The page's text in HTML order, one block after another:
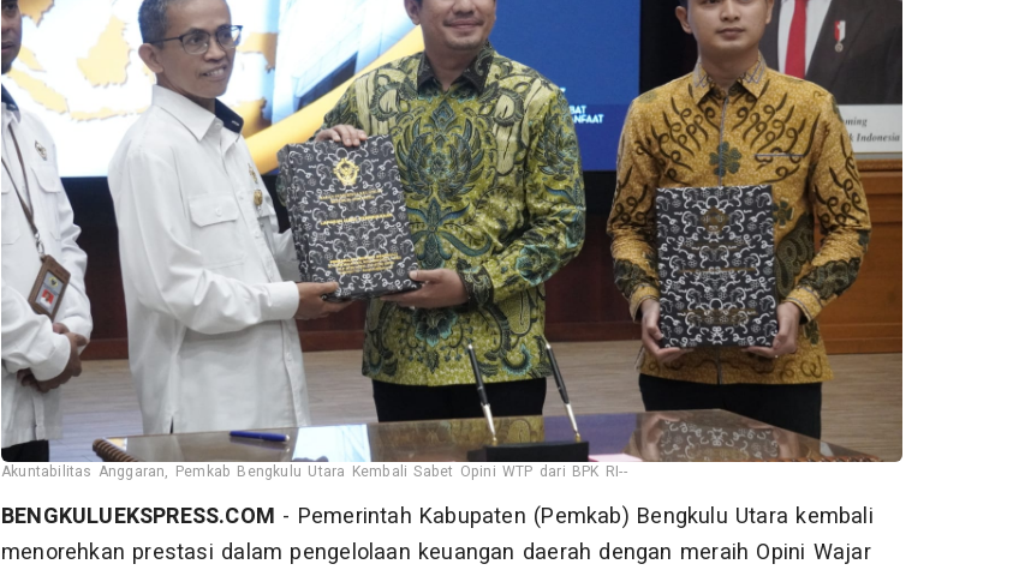
Akuntabilitas Anggaran, Pemkab Bengkulu Utara Kembali Sabet Opini WTP dari BPK RI--
BENGKULUEKSPRESS.COM - Pemerintah Kabupaten (Pemkab) Bengkulu Utara kembali
menorehkan prestasi dalam pengelolaan keuangan daerah dengan meraih Opini Wajar